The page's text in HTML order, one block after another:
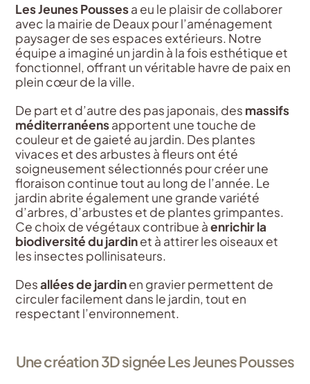
Les Jeunes Poussesa eu le plaisir de collaborer
avec la mairie de Deaux pour l’aménagement
paysager de ses espaces extérieurs. Notre
équipe a imaginé un jardin à la fois esthétique et
fonctionnel, offrant un véritable havre de paix en
plein cœur de la ville.
De part et d’autre des pas japonais, des massifs
méditerranéensapportent une touche de
couleur et de gaieté au jardin. Des plantes
vivaces et des arbustes à fleurs ont été
soigneusement sélectionnés pour créer une
floraison continue tout au long de l’année. Le
jardin abrite également une grande variété
d’arbres, d’arbustes et de plantes grimpantes.
Ce choix de végétaux contribue àenrichir la
biodiversité du jardinet à attirer les oiseaux et
les insectes pollinisateurs.
Desallées de jardinen gravier permettent de
circuler facilement dans le jardin, tout en
respectant l’environnement.
Une création 3D signée Les Jeunes Pousses